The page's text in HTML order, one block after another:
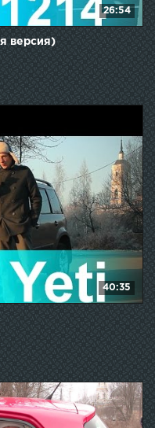
26:54
версия)
40:35